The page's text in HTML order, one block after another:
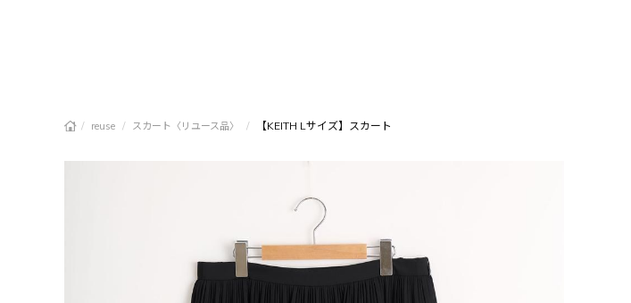
/ reuse / スカート〈リユース品〉 / 【KEITH Lサイズ】スカート